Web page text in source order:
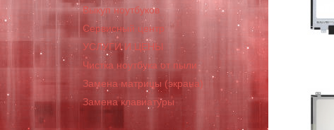
Выкуп ноутбуков
Сервисный центр
УСЛУГИ И ЦЕНЫ
Чистка ноутбука от пыли
Замена матрицы (экрана)
Замена клавиатуры